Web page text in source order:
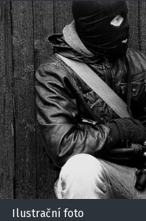
Ilustrační foto